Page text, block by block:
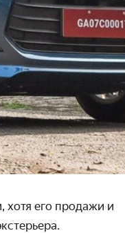
его продажи и